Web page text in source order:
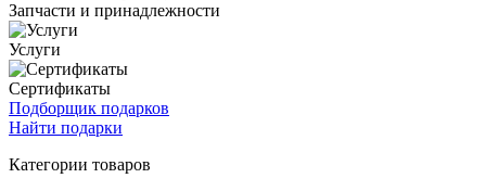
Запчасти и принадлежности
Услуги
Сертификаты
Подборщик подарков
Найти подарки
Категории товаров